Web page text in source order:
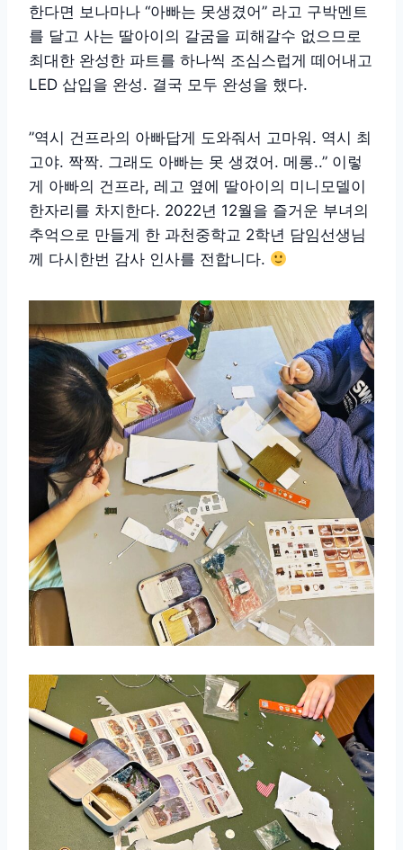
한다면 보나마나 “아빠는 못생겼어” 라고 구박멘트
를 달고 사는 딸아이의 갈굼을 피해갈수 없으므로
최대한 완성한 파트를 하나씩 조심스럽게 떼어내고
LED 삽입을 완성. 결국 모두 완성을 했다.
​”역시 건프라의 아빠답게 도와줘서 고마워. 역시 최
고야. 짝짝. 그래도 아빠는 못 생겼어. 메롱..” 이렇
게 아빠의 건프라, 레고 옆에 딸아이의 미니모델이
한자리를 차지한다. 2022년 12월을 즐거운 부녀의
추억으로 만들게 한 과천중학교 2학년 담임선생님
께 다시한번 감사 인사를 전합니다.